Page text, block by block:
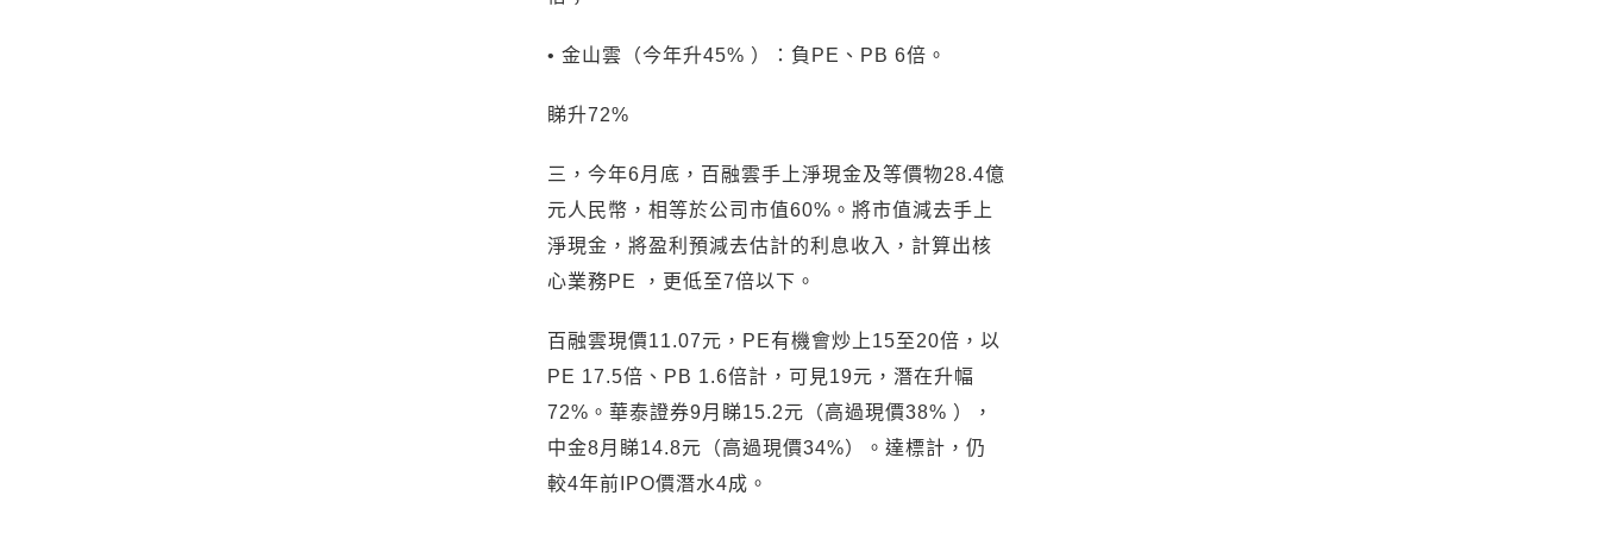
• 金山雲（今年升45% ）：負PE、PB 6倍。
睇升72%
三，今年6月底，百融雲手上淨現金及等價物28.4億
元人民幣，相等於公司市值60%。將市值減去手上
淨現金，將盈利預減去估計的利息收入，計算出核
心業務PE ，更低至7倍以下。
百融雲現價11.07元，PE有機會炒上15至20倍，以
PE 17.5倍、PB 1.6倍計，可見19元，潛在升幅
72%。華泰證券9月睇15.2元（高過現價38% ），
中金8月睇14.8元（高過現價34%）。達標計，仍
較4年前IPO價潛水4成。